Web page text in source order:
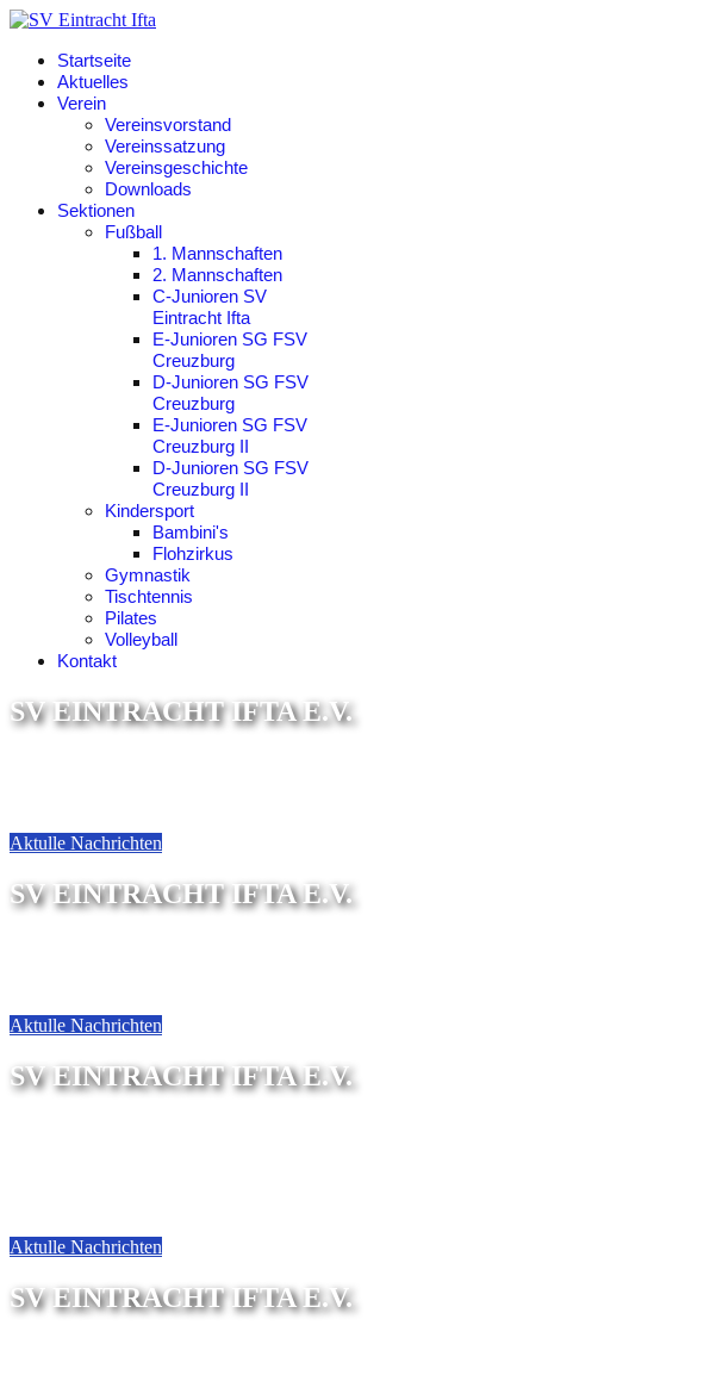
Startseite
Aktuelles
Verein
Vereinsvorstand
Vereinssatzung
Vereinsgeschichte
Downloads
Sektionen
Fußball
1. Mannschaften
2. Mannschaften
C-Junioren SV
Eintracht Ifta
E-Junioren SG FSV
Creuzburg
D-Junioren SG FSV
Creuzburg
E-Junioren SG FSV
Creuzburg II
D-Junioren SG FSV
Creuzburg II
Kindersport
Bambini's
Flohzirkus
Gymnastik
Tischtennis
Pilates
Volleyball
Kontakt
SV EINTRACHT IFTA E.V.
Aktulle Nachrichten
SV EINTRACHT IFTA E.V.
Aktulle Nachrichten
SV EINTRACHT IFTA E.V.
Aktulle Nachrichten
SV EINTRACHT IFTA E.V.